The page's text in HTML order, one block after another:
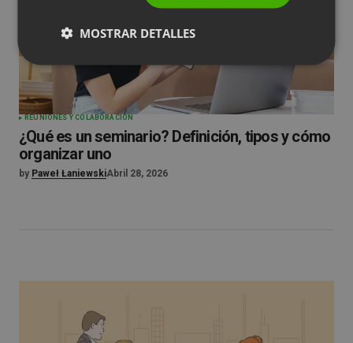
REUNIONES Y COLABORACIÓN
¿Qué es un seminario? Definición, tipos y cómo
organizar uno
by Paweł ŁaniewskiAbril 28, 2026
SPANISH
MOSTRAR DETALLES